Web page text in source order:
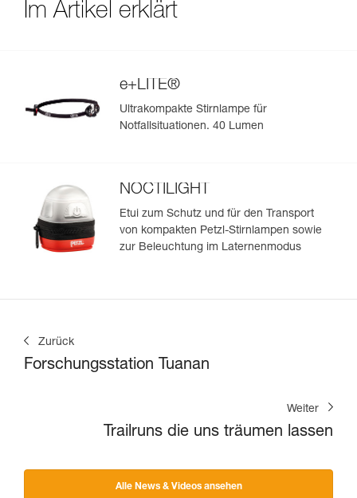
Im Artikel erklärt
e+LITE®
Ultrakompakte Stirnlampe für
Notfallsituationen. 40 Lumen
NOCTILIGHT
Etui zum Schutz und für den Transport
von kompakten Petzl-Stirnlampen sowie
zur Beleuchtung im Laternenmodus
Zurück
Forschungsstation Tuanan
Weiter
Trailruns die uns träumen lassen
Alle News & Videos ansehen